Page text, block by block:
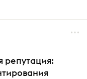
репутация: